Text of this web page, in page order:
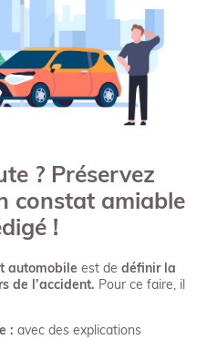
? Préservez
constat amiable
!
automobile est de définir la
de l’accident. Pour ce faire, il
: avec des explications